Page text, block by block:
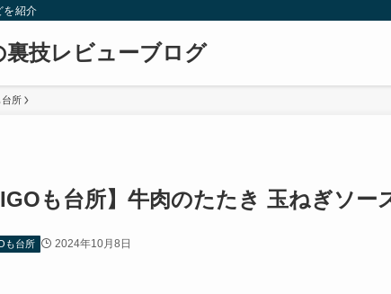
を紹介
技レビューブログ
台所
も台所】牛肉のたたき 玉ねぎソー
も台所 2024年10月8日